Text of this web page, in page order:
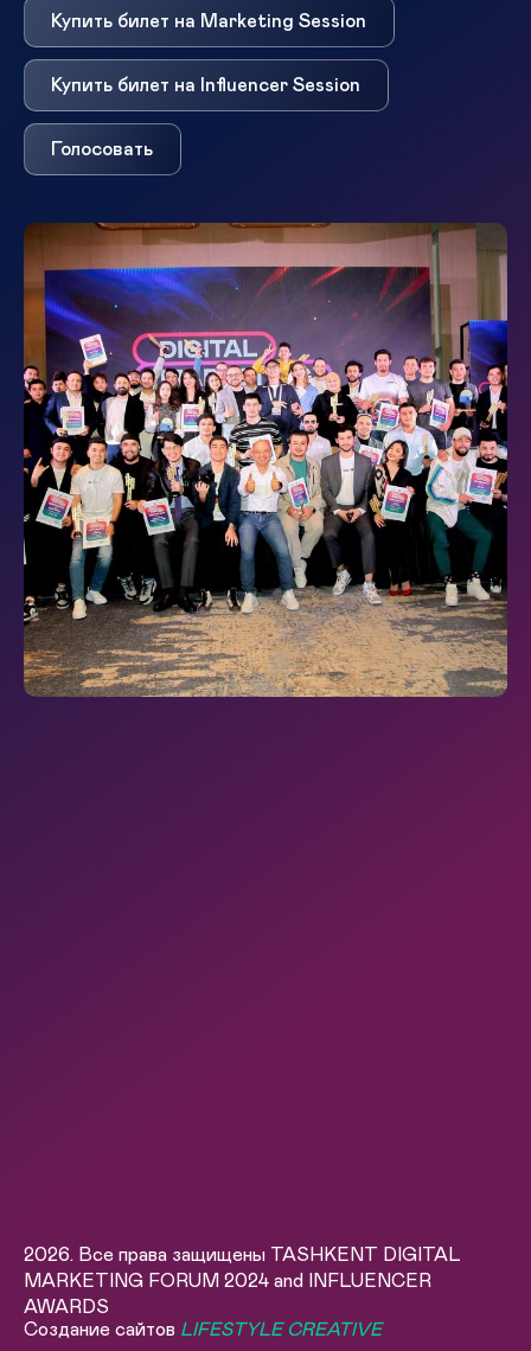
Купить билет на Marketing Session
Купить билет на Influencer Session
Голосовать
2026. Все права защищены TASHKENT DIGITAL
MARKETING FORUM 2024 and INFLUENCER
AWARDS
Создание сайтов LIFESTYLE CREATIVE